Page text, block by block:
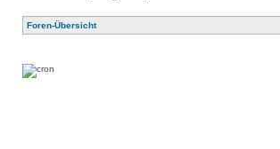
Foren-Übersicht